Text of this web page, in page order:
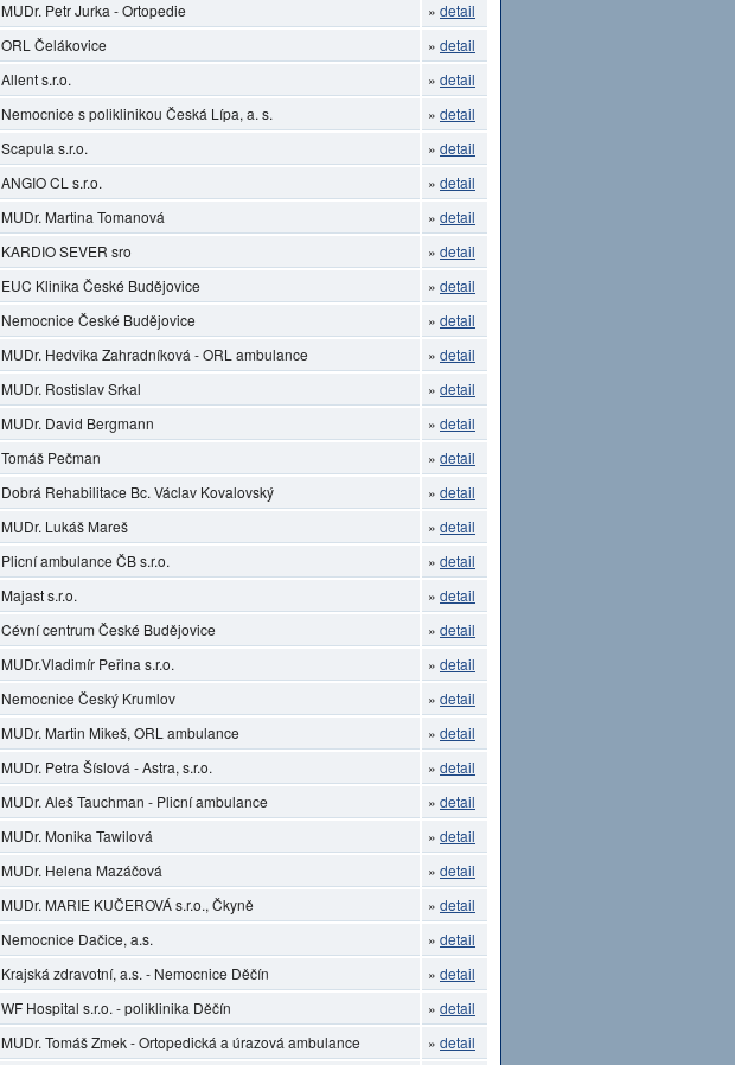
MUDr. Petr Jurka - Ortopedie » detail
ORL Čelákovice » detail
Allent s.r.o. » detail
Nemocnice s poliklinikou Česká Lípa, a. s. » detail
Scapula s.r.o. » detail
ANGIO CL s.r.o. » detail
MUDr. Martina Tomanová » detail
KARDIO SEVER sro » detail
EUC Klinika České Budějovice » detail
Nemocnice České Budějovice » detail
MUDr. Hedvika Zahradníková - ORL ambulance » detail
MUDr. Rostislav Srkal » detail
MUDr. David Bergmann » detail
Tomáš Pečman » detail
Dobrá Rehabilitace Bc. Václav Kovalovský » detail
MUDr. Lukáš Mareš » detail
Plicní ambulance ČB s.r.o. » detail
Majast s.r.o. » detail
Cévní centrum České Budějovice » detail
MUDr.Vladimír Peřina s.r.o. » detail
Nemocnice Český Krumlov » detail
MUDr. Martin Mikeš, ORL ambulance » detail
MUDr. Petra Šíslová - Astra, s.r.o. » detail
MUDr. Aleš Tauchman - Plicní ambulance » detail
MUDr. Monika Tawilová » detail
MUDr. Helena Mazáčová » detail
MUDr. MARIE KUČEROVÁ s.r.o., Čkyně » detail
Nemocnice Dačice, a.s. » detail
Krajská zdravotní, a.s. - Nemocnice Děčín » detail
WF Hospital s.r.o. - poliklinika Děčín » detail
MUDr. Tomáš Zmek - Ortopedická a úrazová ambulance » detail